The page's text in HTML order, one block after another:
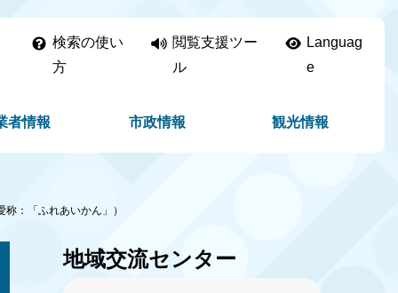
検索の使い
方
閲覧支援ツー
ル
Languag
e
者情報 市政情報 観光情報
：「ふれあいかん」）
地域交流センター